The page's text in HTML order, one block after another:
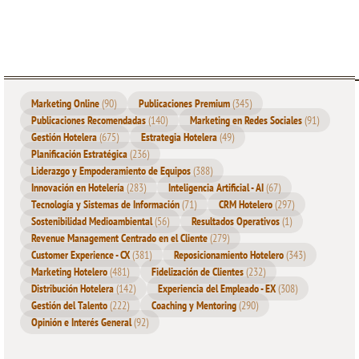
buscan experiencias de viaje que les permitan relajarse,
rejuvenecer y cuidar de sí mismas. Según la Global Wellness
Institute, el turismo de bienestar representa un mercado de casi
700 mil millones de euros, con un crecimiento anual del 6.5%.
Esta tendencia representa una gran oportunidad para los
hoteleros de aprovechar esta demanda creciente y ofrecer
servicios y experiencias únicas a los turistas de bienestar.
El turismo de bienestar no se trata solo de hacer ejercicio y
comer sano. También abarca aspectos emocionales y espirituales
del bienestar, como la meditación, la relajación y elequilibrio
mental. Los viajeros de bienestar buscan experiencias holísticas
Marketing Online(90) Publicaciones Premium(345)
Publicaciones Recomendadas(140) Marketing en Redes Sociales(91)
Gestión Hotelera(675) Estrategia Hotelera(49)
Planificación Estratégica(236)
Liderazgo y Empoderamiento de Equipos(388)
Innovación en Hotelería(283) Inteligencia Artificial - AI(67)
Tecnología y Sistemas de Información(71) CRM Hotelero(297)
Sostenibilidad Medioambiental(56) Resultados Operativos(1)
Revenue Management Centrado en el Cliente(279)
Customer Experience - CX(381) Reposicionamiento Hotelero(343)
Marketing Hotelero(481) Fidelización de Clientes(232)
Distribución Hotelera(142) Experiencia del Empleado - EX(308)
Gestión del Talento(222) Coaching y Mentoring(290)
Opinión e Interés General(92)